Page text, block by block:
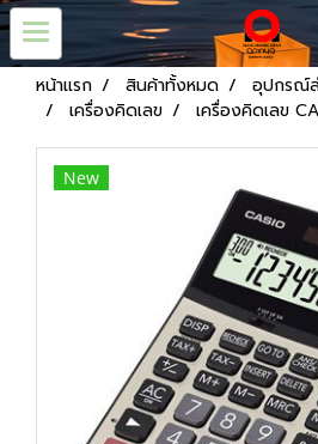
หน้าแรก สินค้าทั้งหมด
อุปกรณ์
เครื่องคิดเลข
เครื่องคิดเลข
New